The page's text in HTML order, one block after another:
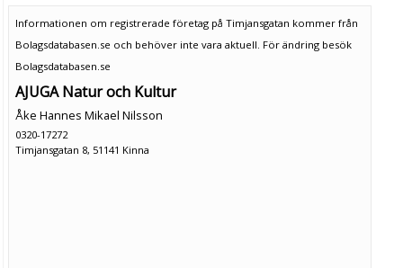
Informationen om registrerade företag på Timjansgatan kommer från
Bolagsdatabasen.se och behöver inte vara aktuell. För ändring besök
Bolagsdatabasen.se
AJUGA Natur och Kultur
Åke Hannes Mikael Nilsson
0320-17272
Timjansgatan 8, 51141 Kinna